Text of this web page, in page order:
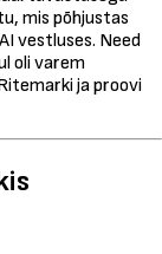
mis põhjustas
vestluses. Need
oli varem
ja proovi